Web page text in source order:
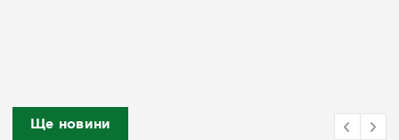
Ще новини